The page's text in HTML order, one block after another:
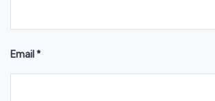
Email *